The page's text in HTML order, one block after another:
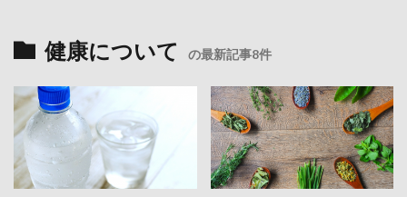
健康について の最新記事8件